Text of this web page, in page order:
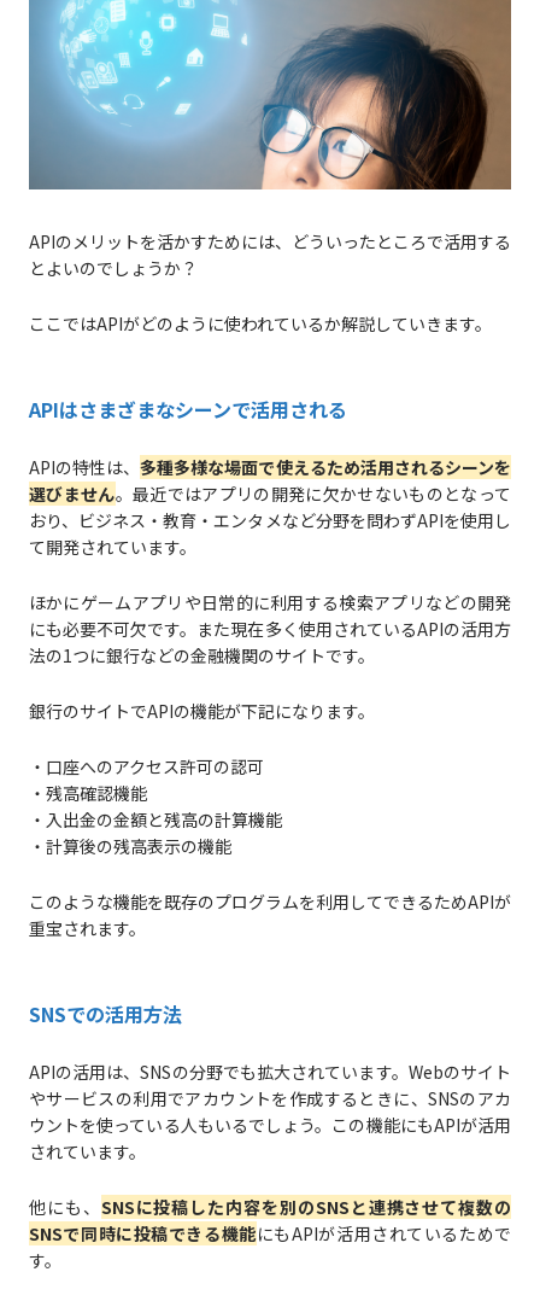
APIのメリットを活かすためには、どういったところで活用する
とよいのでしょうか？
ここではAPIがどのように使われているか解説していきます。
APIはさまざまなシーンで活用される
APIの特性は、多種多様な場面で使えるため活用されるシーンを
選びません。最近ではアプリの開発に欠かせないものとなって
おり、ビジネス・教育・エンタメなど分野を問わずAPIを使用し
て開発されています。
ほかにゲームアプリや日常的に利用する検索アプリなどの開発
にも必要不可欠です。また現在多く使用されているAPIの活用方
法の1つに銀行などの金融機関のサイトです。
銀行のサイトでAPIの機能が下記になります。
・口座へのアクセス許可の認可
・残高確認機能
・入出金の金額と残高の計算機能
・計算後の残高表示の機能
このような機能を既存のプログラムを利用してできるためAPIが
重宝されます。
SNSでの活用方法
APIの活用は、SNSの分野でも拡大されています。Webのサイト
やサービスの利用でアカウントを作成するときに、SNSのアカ
ウントを使っている人もいるでしょう。この機能にもAPIが活用
されています。
他にも、 SNSに投稿した内容を別のSNSと連携させて複数の
SNSで同時に投稿できる機能にもAPIが活用されているためで
す。